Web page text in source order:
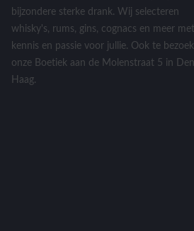
bijzondere sterke drank. Wij selecteren
whisky's, rums, gins, cognacs en meer met
kennis en passie voor jullie. Ook te
onze Boetiek aan de Molenstraat 5 in Den
Haag.